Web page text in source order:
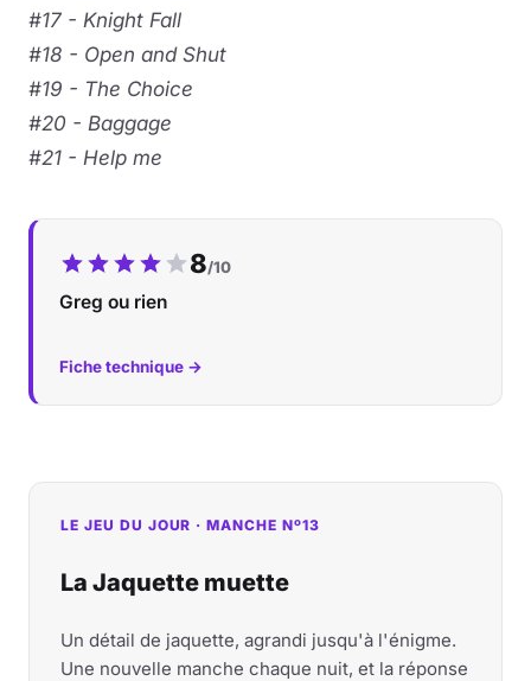
#17 - Knight Fall
#18 - Open and Shut
#19 - The Choice
#20 - Baggage
#21 - Help me
Notre note :
8/10
Greg ou rien
Fiche technique →
LE JEU DU JOUR · MANCHE Nº13
La Jaquette muette
Un détail de jaquette, agrandi jusqu'à l'énigme.
Une nouvelle manche chaque nuit, et la réponse